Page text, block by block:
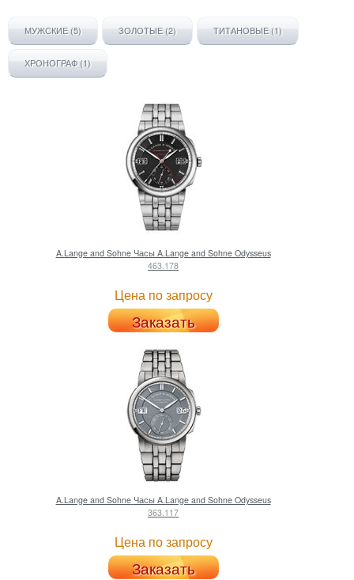
МУЖСКИЕ (5) ЗОЛОТЫЕ (2) ТИТАНОВЫЕ (1)
ХРОНОГРАФ (1)
A.Lange and Sohne Часы A.Lange and Sohne Odysseus
463.178
Цена по запросу
Заказать
A.Lange and Sohne Часы A.Lange and Sohne Odysseus
363.117
Цена по запросу
Заказать